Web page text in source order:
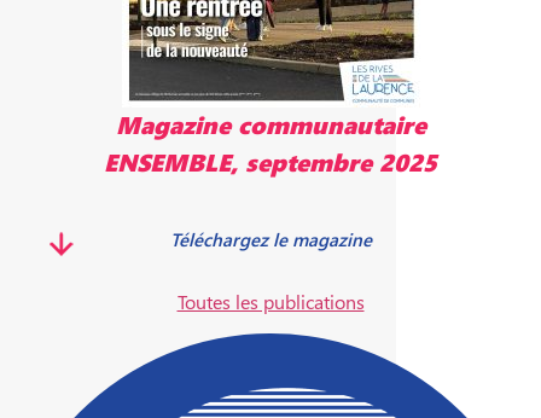
Magazine communautaire
ENSEMBLE, septembre 2025
Téléchargez le magazine
Toutes les publications